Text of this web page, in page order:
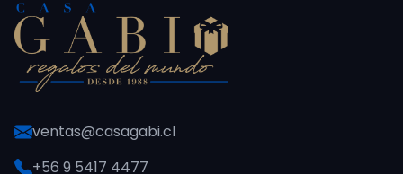
ventas@casagabi.cl
+56 9 5417 4477